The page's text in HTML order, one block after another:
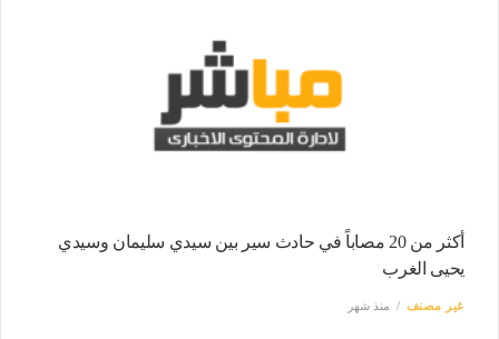
أكثر من 20 مصاباً في حادث سير بين سيدي سليمان وسيدي
يحيى الغرب
غير مصنف منذ شهر